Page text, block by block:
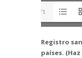
1/1
Registro
países.